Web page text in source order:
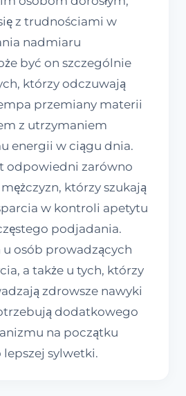
z trudnościami w
nadmiaru
być on szczególnie
którzy odczuwają
przemiany materii
z utrzymaniem
energii w ciągu dnia.
odpowiedni zarówno
którzy szukają
w kontroli apetytu
podjadania.
u osób prowadzących
a także u tych, którzy
zdrowsze nawyki
dodatkowego
na początku
sylwetki.